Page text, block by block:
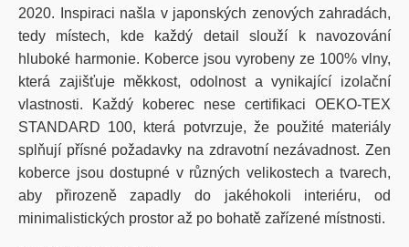
2020. Inspiraci našla v japonských zenových zahradách,
tedy místech, kde každý detail slouží k navozování
hluboké harmonie. Koberce jsou vyrobeny ze 100% vlny,
která zajišťuje měkkost, odolnost a vynikající izolační
vlastnosti. Každý koberec nese certifikaci OEKO-TEX
STANDARD 100, která potvrzuje, že použité materiály
splňují přísné požadavky na zdravotní nezávadnost. Zen
koberce jsou dostupné v různých velikostech a tvarech,
aby přirozeně zapadly do jakéhokoli interiéru, od
minimalistických prostor až po bohatě zařízené místnosti.